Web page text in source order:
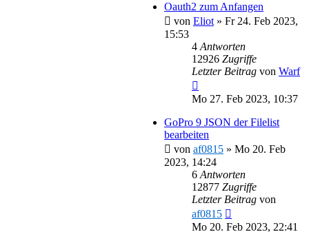
Oauth2 zum Anfangen
von Eliot » Fr 24. Feb 2023,
15:53
4 Antworten
12926 Zugriffe
Letzter Beitrag von Warf
Mo 27. Feb 2023, 10:37
GoPro 9 JSON der Filelist
bearbeiten
von af0815 » Mo 20. Feb
2023, 14:24
6 Antworten
12877 Zugriffe
Letzter Beitrag von
af0815
Mo 20. Feb 2023, 22:41